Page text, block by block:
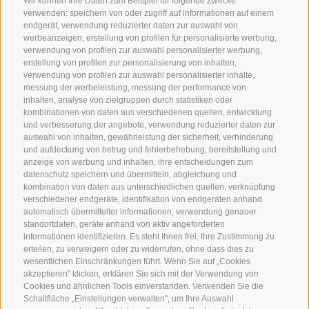
verwenden: speichern von oder zugriff auf informationen auf einem
endgerät, verwendung reduzierter daten zur auswahl von
werbeanzeigen, erstellung von profilen für personalisierte werbung,
verwendung von profilen zur auswahl personalisierter werbung,
erstellung von profilen zur personalisierung von inhalten,
verwendung von profilen zur auswahl personalisierter inhalte,
messung der werbeleistung, messung der performance von
inhalten, analyse von zielgruppen durch statistiken oder
kombinationen von daten aus verschiedenen quellen, entwicklung
und verbesserung der angebote, verwendung reduzierter daten zur
auswahl von inhalten, gewährleistung der sicherheit, verhinderung
und aufdeckung von betrug und fehlerbehebung, bereitstellung und
anzeige von werbung und inhalten, ihre entscheidungen zum
datenschutz speichern und übermitteln, abgleichung und
kombination von daten aus unterschiedlichen quellen, verknüpfung
verschiedener endgeräte, identifikation von endgeräten anhand
automatisch übermittelter informationen, verwendung genauer
standortdaten, geräte anhand von aktiv angeforderten
informationen identifizieren. Es steht Ihnen frei, Ihre Zustimmung zu
erteilen, zu verweigern oder zu widerrufen, ohne dass dies zu
wesentlichen Einschränkungen führt. Wenn Sie auf „Cookies
akzeptieren" klicken, erklären Sie sich mit der Verwendung von
Cookies und ähnlichen Tools einverstanden. Verwenden Sie die
Schaltfläche „Einstellungen verwalten", um Ihre Auswahl
Online buchen
Gutschein schenken
Urlaubsangebote
Plunhofs Restplatzbörse
Zimmer & Preise
Unverbindlich anfragen
Lage & Anreise
Downloads & Katalog
Wetter
Webcams
Newsletter
Bewertungen
Social Wall
Awards
Hotel Plunhof
Fam. Volgger
Obere Gasse 7
I-39040 - Ridnaun - Ratschings